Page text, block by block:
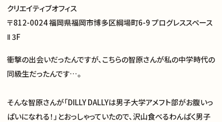
クリエイティブオフィス
〒812-0024 福岡県福岡市博多区綱場町6-9 プログレススペース
Ⅱ 3F
衝撃の出会いだったんですが、こちらの智原さんが私の中学時代の
同級生だったんです…。
そんな智原さんが「DILLY DALLYは男子大学アメフト部がお腹いっ
ぱいになれる！」とおっしゃっていたので、沢山食べるわんぱく男子